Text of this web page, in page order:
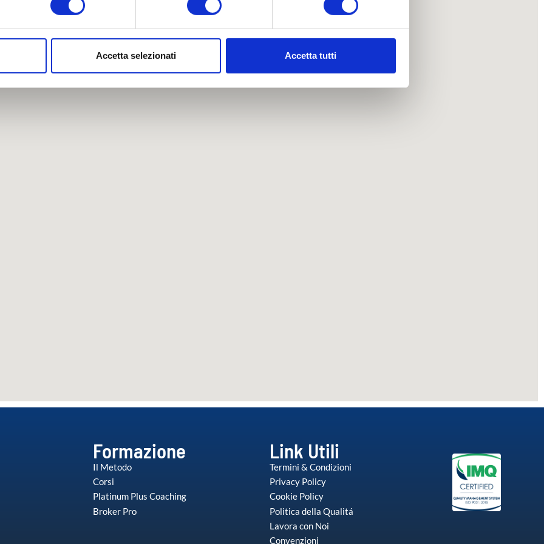
in qualsiasi momento dalla Dichiarazione sui cookie.
Accetta selezionati Accetta tutti
Formazione
Il Metodo
Corsi
Platinum Plus Coaching
Broker Pro
Link Utili
Termini & Condizioni
Privacy Policy
Cookie Policy
Politica della Qualitá
Lavora con Noi
Convenzioni